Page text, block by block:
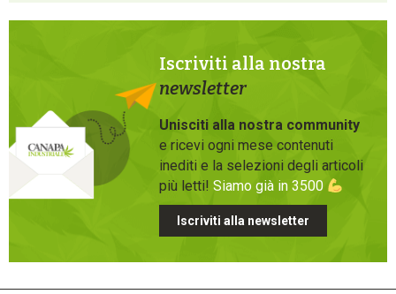
Iscriviti alla nostra
newsletter
Unisciti alla nostra community
e ricevi ogni mese contenuti
inediti e la selezioni degli articoli
più letti! Siamo già in 3500
Iscriviti alla newsletter